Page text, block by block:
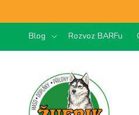
Blog Rozvoz BARFu